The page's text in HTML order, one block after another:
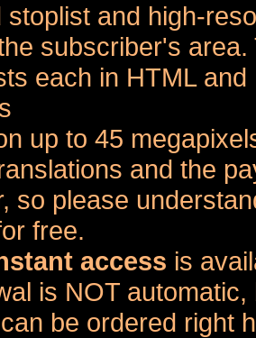
stoplist and high-
subscriber's
each in HTML
up to 45
and the
so please
free.
access is
is NOT
be ordered right